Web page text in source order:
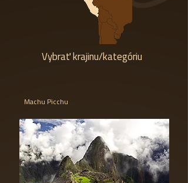
Vybrať krajinu/kategóriu
Machu Picchu